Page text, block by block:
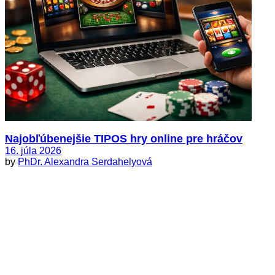
Najobľúbenejšie TIPOS hry online pre hráčov
16. júla 2026
by PhDr. Alexandra Serdahelyová